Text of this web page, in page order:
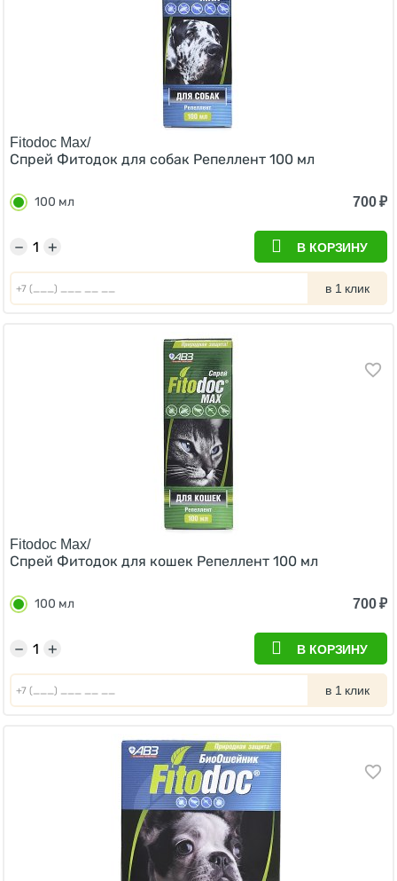
Fitodoc Max/
Спрей Фитодок для собак Репеллент 100 мл
100 мл 700₽
+
− В КОРЗИНУ
в 1 клик
Fitodoc Max/
Cпрей Фитодок для кошек Репеллент 100 мл
100 мл 700₽
+
− В КОРЗИНУ
в 1 клик